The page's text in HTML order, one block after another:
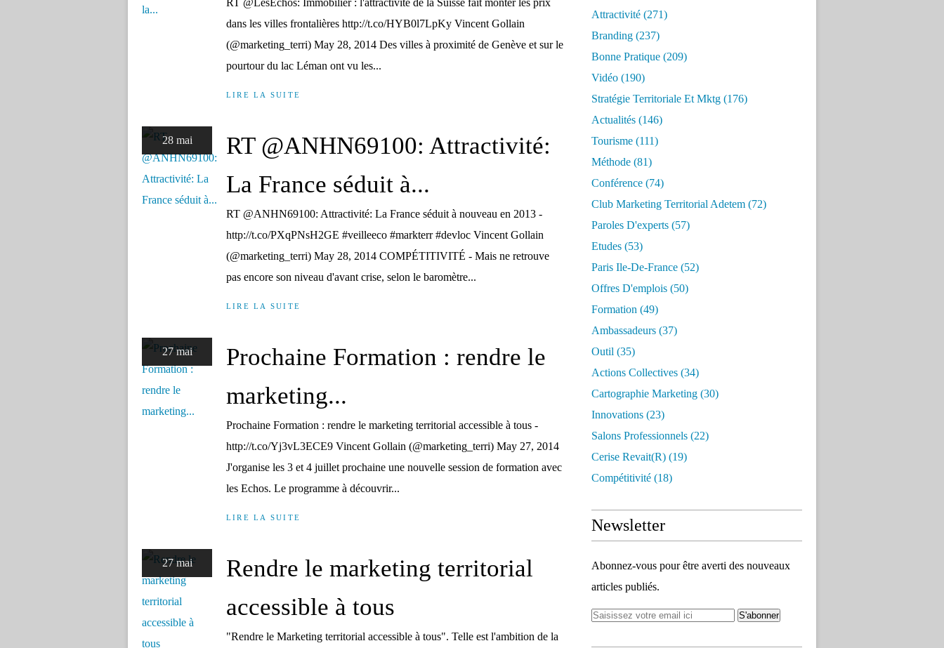
RT @LesEchos: Immobilier : l'attractivité de la Suisse fait monter les prix
dans les villes frontalières http://t.co/HYB0l7LpKy Vincent Gollain
(@marketing_terri) May 28, 2014 Des villes à proximité de Genève et sur le
pourtour du lac Léman ont vu les...
LIRE LA SUITE
28 mai
RT @ANHN69100: Attractivité:
La France séduit à...
RT @ANHN69100: Attractivité: La France séduit à nouveau en 2013 -
http://t.co/PXqPNsH2GE #veilleeco #markterr #devloc Vincent Gollain
(@marketing_terri) May 28, 2014 COMPÉTITIVITÉ - Mais ne retrouve
pas encore son niveau d'avant crise, selon le baromètre...
LIRE LA SUITE
27 mai
Prochaine Formation : rendre le
marketing...
Prochaine Formation : rendre le marketing territorial accessible à tous -
http://t.co/Yj3vL3ECE9 Vincent Gollain (@marketing_terri) May 27, 2014
J'organise les 3 et 4 juillet prochaine une nouvelle session de formation avec
les Echos. Le programme à découvrir...
LIRE LA SUITE
27 mai
Rendre le marketing territorial
accessible à tous
"Rendre le Marketing territorial accessible à tous". Telle est l'ambition de la
Attractivité (271)
Branding (237)
Bonne Pratique (209)
Vidéo (190)
Stratégie Territoriale Et Mktg (176)
Actualités (146)
Tourisme (111)
Méthode (81)
Conférence (74)
Club Marketing Territorial Adetem (72)
Paroles D'experts (57)
Etudes (53)
Paris Ile-De-France (52)
Offres D'emplois (50)
Formation (49)
Ambassadeurs (37)
Outil (35)
Actions Collectives (34)
Cartographie Marketing (30)
Innovations (23)
Salons Professionnels (22)
Cerise Revait(r) (19)
Compétitivité (18)
Newsletter
Abonnez-vous pour être averti des nouveaux
articles publiés.